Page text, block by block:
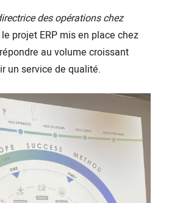
des opérations chez
projet ERP mis en place chez
au volume croissant
un service de qualité.